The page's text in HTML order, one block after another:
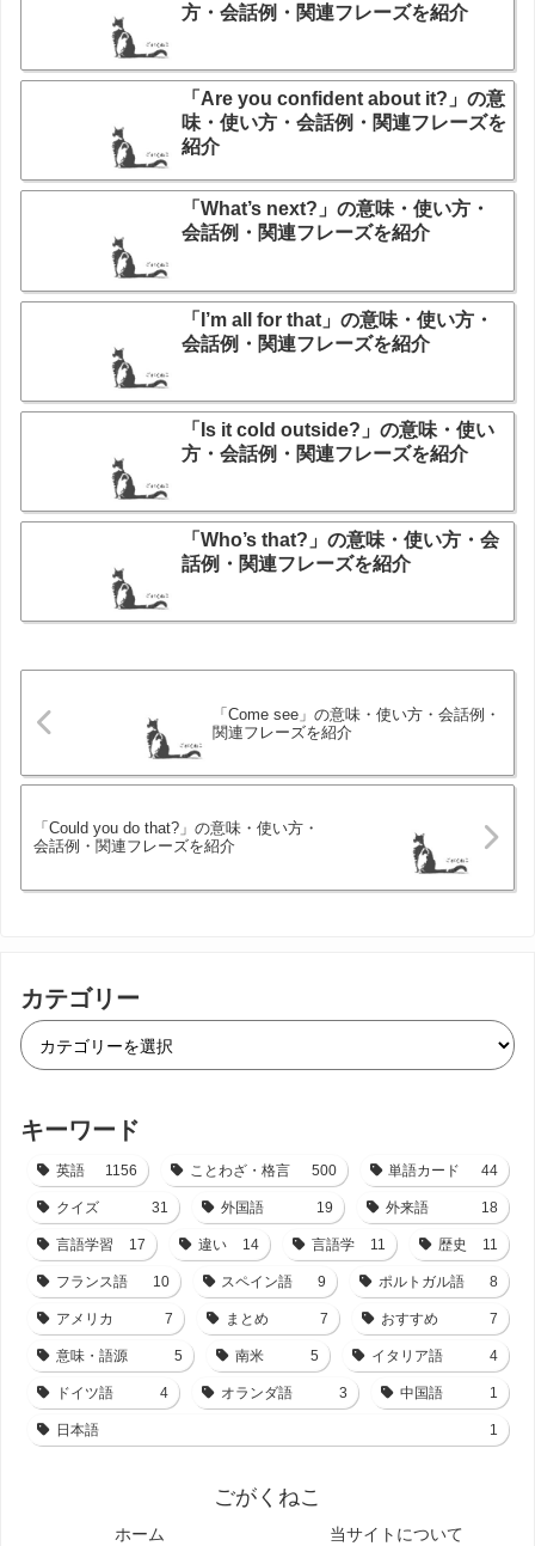
方・会話例・関連フレーズを紹介
「Are you confident about it?」の意
味・使い方・会話例・関連フレーズを
紹介
「What’s next?」の意味・使い方・
会話例・関連フレーズを紹介
「I’m all for that」の意味・使い方・
会話例・関連フレーズを紹介
「Is it cold outside?」の意味・使い
方・会話例・関連フレーズを紹介
「Who’s that?」の意味・使い方・会
話例・関連フレーズを紹介
「Come see」の意味・使い方・会話例・
関連フレーズを紹介
「Could you do that?」の意味・使い方・
会話例・関連フレーズを紹介
カテゴリー
キーワード
英語 1156 ことわざ・格言 500 単語カード 44
クイズ 31 外国語 19 外来語 18
言語学習 17 違い 14 言語学 11 歴史 11
フランス語 10 スペイン語 9 ポルトガル語 8
アメリカ 7 まとめ 7 おすすめ 7
意味・語源 5 南米 5 イタリア語 4
ドイツ語 4 オランダ語 3 中国語 1
日本語 1
ごがくねこ
ホーム 当サイトについて